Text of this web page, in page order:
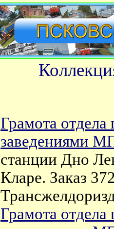
Грамота
заведениями
станции Дно
Кларе. Заказ
Грамота